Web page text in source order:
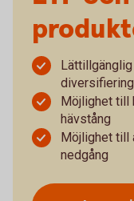
Möjlighet till
hävstång
Möjlighet till
nedgång